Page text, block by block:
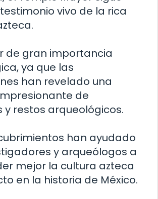
vivo de la rica
de gran importancia
ya que las
han revelado una
de
restos arqueológicos.
han ayudado
y arqueólogos a
mejor la cultura azteca
en la historia de México.